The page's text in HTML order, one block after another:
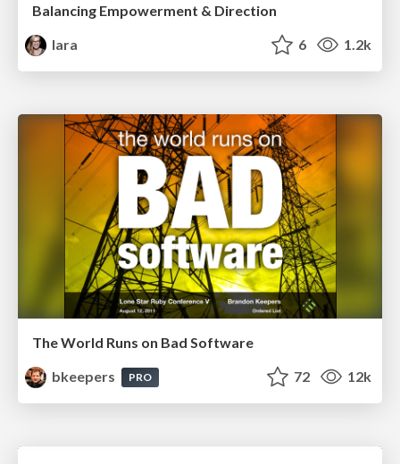
Balancing Empowerment & Direction
lara
6 1.2k
The World Runs on Bad Software
bkeepers
PRO 72 12k